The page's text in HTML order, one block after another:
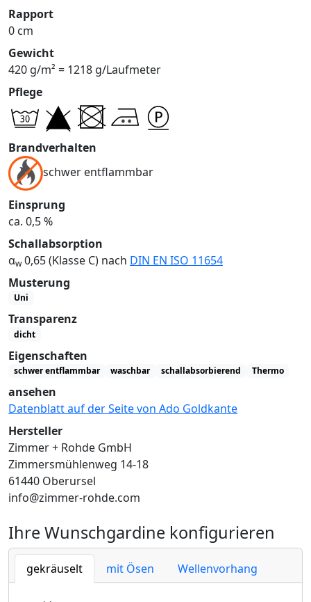
Rapport
0 cm
Gewicht
420 g/m² = 1218 g/Laufmeter
Pflege
Brandverhalten
schwer entflammbar
Einsprung
ca. 0,5 %
Schallabsorption
αw0,65 (Klasse C) nach DIN EN ISO 11654
Musterung
Uni
Transparenz
dicht
Eigenschaften
schwer entflammbar waschbar schallabsorbierend Thermo
ansehen
Datenblatt auf der Seite von Ado Goldkante
Hersteller
Zimmer + Rohde GmbH
Zimmersmühlenweg 14-18
61440 Oberursel
info@zimmer-rohde.com
Ihre Wunschgardine konfigurieren
gekräuselt mit Ösen Wellenvorhang